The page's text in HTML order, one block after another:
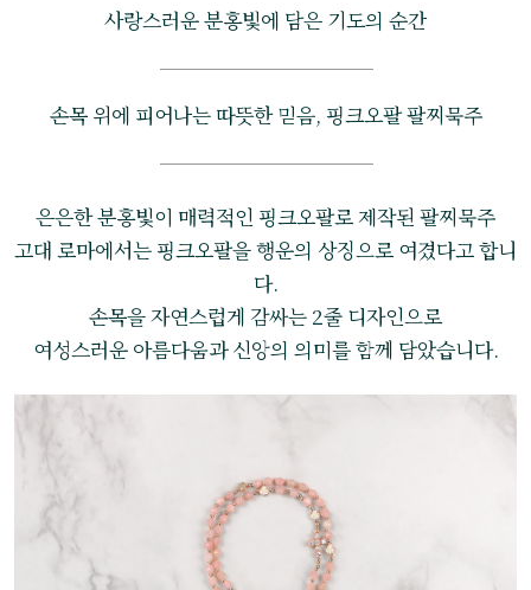
사랑스러운 분홍빛에 담은 기도의 순간
손목 위에 피어나는 따뜻한 믿음, 핑크오팔 팔찌묵주
은은한 분홍빛이 매력적인 핑크오팔로 제작된 팔찌묵주
고대 로마에서는 핑크오팔을 행운의 상징으로 여겼다고 합니
다.
손목을 자연스럽게 감싸는 2줄 디자인으로
여성스러운 아름다움과 신앙의 의미를 함께 담았습니다.